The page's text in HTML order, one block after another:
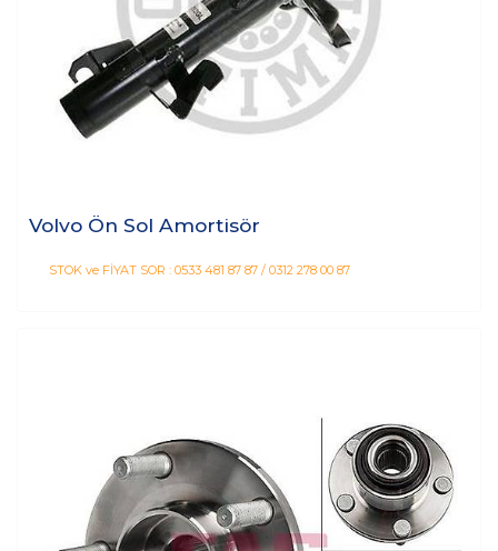
Volvo Ön Sol Amortisör
STOK ve FİYAT SOR : 0533 481 87 87 / 0312 278 00 87